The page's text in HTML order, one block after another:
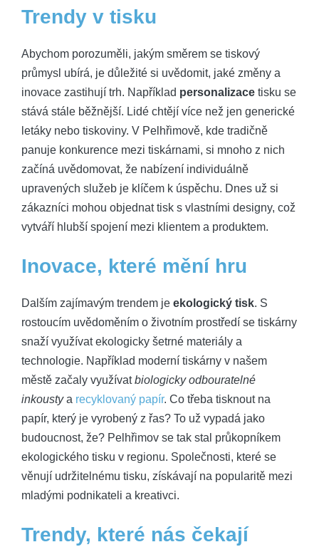
Trendy v tisku
Abychom porozuměli, jakým směrem se tiskový
průmysl‍ ubírá, je důležité si‍ uvědomit, jaké změny ⁢a
inovace zastihují⁢ trh. Například personalizace tisku⁢ se
stává stále‍ běžnější. Lidé chtějí více než jen generické
letáky nebo tiskoviny. V ‌Pelhřimově, kde‌ tradičně
⁤panuje‍ konkurence mezi tiskárnami, si mnoho z nich
začíná uvědomovat,​ že nabízení individuálně
upravených služeb je klíčem⁢ k úspěchu. Dnes ‍už si
zákazníci mohou ‌objednat tisk ‍s vlastními designy, ⁢což
vytváří​ hlubší spojení mezi klientem a​ produktem.
Inovace, které mění hru
Dalším zajímavým trendem je ekologický tisk. S
rostoucím​ uvědoměním‌ o⁣ životním prostředí se tiskárny
snaží​ využívat ekologicky šetrné materiály⁤ a
technologie.⁢ Například moderní⁢ tiskárny v našem
městě‍ začaly využívatbiologicky odbouratelné
inkoustya ‌ recyklovaný papír. Co ⁤třeba tisknout na
papír, který‌ je vyrobený z řas? To už vypadá jako
budoucnost, že? Pelhřimov se tak stal⁢ průkopníkem
ekologického ⁤tisku v regionu. ⁤Společnosti, které se
věnují udržitelnému tisku, získávají na popularitě mezi
mladými podnikateli a kreativci.
Trendy, které nás čekají